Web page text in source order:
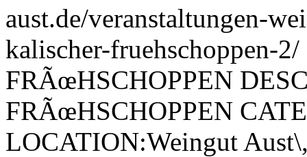
aust.de/veranstaltungen-
kalischer-fruehschoppen-
FRÃœHSCHOPPEN
FRÃœHSCHOPPEN
LOCATION:Weingut